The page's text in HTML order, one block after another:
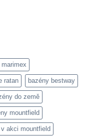
marimex
ratan bazény bestway
do země
mountfield
akci mountfield